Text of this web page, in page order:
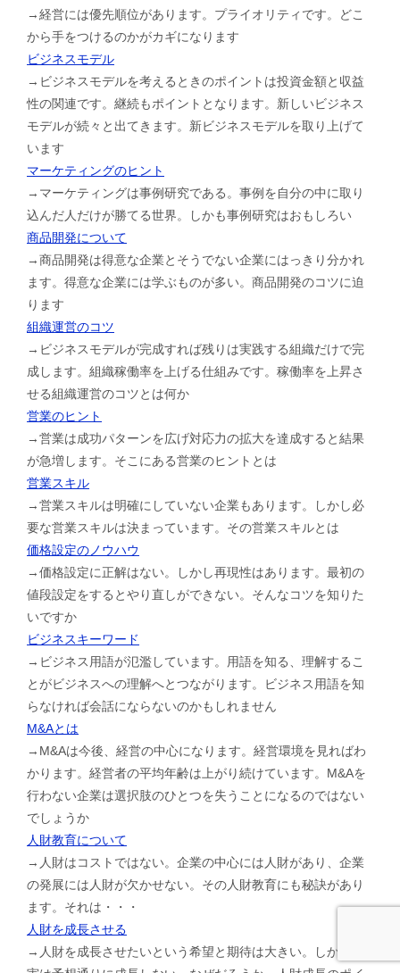
→経営には優先順位があります。プライオリティです。どこ
から手をつけるのかがカギになります
ビジネスモデル
→ビジネスモデルを考えるときのポイントは投資金額と収益
性の関連です。継続もポイントとなります。新しいビジネス
モデルが続々と出てきます。新ビジネスモデルを取り上げて
います
マーケティングのヒント
→マーケティングは事例研究である。事例を自分の中に取り
込んだ人だけが勝てる世界。しかも事例研究はおもしろい
商品開発について
→商品開発は得意な企業とそうでない企業にはっきり分かれ
ます。得意な企業には学ぶものが多い。商品開発のコツに迫
ります
組織運営のコツ
→ビジネスモデルが完成すれば残りは実践する組織だけで完
成します。組織稼働率を上げる仕組みです。稼働率を上昇さ
せる組織運営のコツとは何か
営業のヒント
→営業は成功パターンを広げ対応力の拡大を達成すると結果
が急増します。そこにある営業のヒントとは
営業スキル
→営業スキルは明確にしていない企業もあります。しかし必
要な営業スキルは決まっています。その営業スキルとは
価格設定のノウハウ
→価格設定に正解はない。しかし再現性はあります。最初の
値段設定をするとやり直しができない。そんなコツを知りた
いですか
ビジネスキーワード
→ビジネス用語が氾濫しています。用語を知る、理解するこ
とがビジネスへの理解へとつながります。ビジネス用語を知
らなければ会話にならないのかもしれません
M&Aとは
→M&Aは今後、経営の中心になります。経営環境を見ればわ
かります。経営者の平均年齢は上がり続けています。M&Aを
行わない企業は選択肢のひとつを失うことになるのではない
でしょうか
人財教育について
→人財はコストではない。企業の中心には人財があり、企業
の発展には人財が欠かせない。その人財教育にも秘訣があり
ます。それは・・・
人財を成長させる
→人財を成長させたいという希望と期待は大きい。しかし現